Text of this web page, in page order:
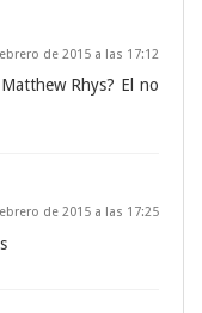
de 2015 a las 17:12
Rhys? El no
de 2015 a las 17:25